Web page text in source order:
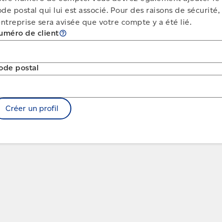
postal qui lui est associé. Pour des raisons de sécurité,
sera avisée que votre compte y a été lié.
de clienthelp_outline
postal
Créer un profil